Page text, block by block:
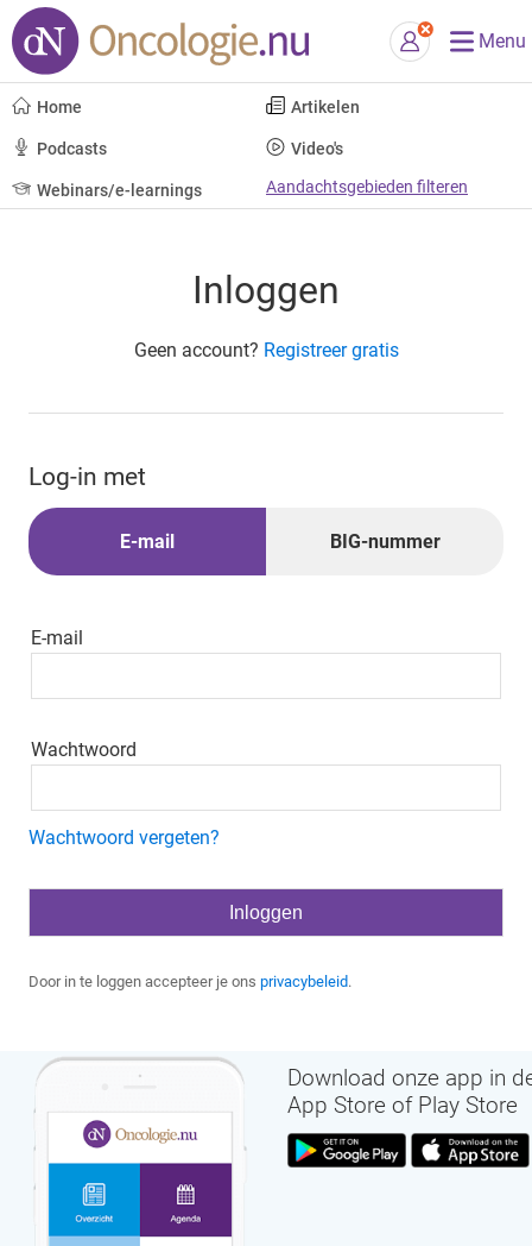
Menu
Home Artikelen
Podcasts Video's
Webinars/e-learnings Aandachtsgebieden filteren
Inloggen
Geen account? Registreer gratis
Log-in met
E-mail
E-mail
Wachtwoord
Wachtwoord vergeten?
Door in te loggen accepteer je ons privacybeleid.
BIG-nummer
Download onze app in
App Store of Play Store